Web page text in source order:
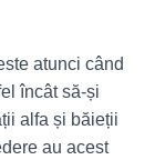
atunci când
încât să-și
alfa și băieții
au acest